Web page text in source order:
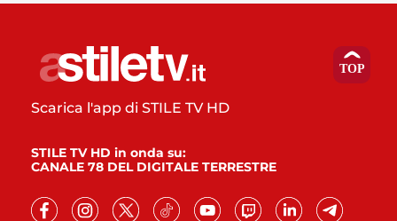
Scarica l'app di STILE TV HD
STILE TV HD in onda su:
CANALE 78 DEL DIGITALE TERRESTRE